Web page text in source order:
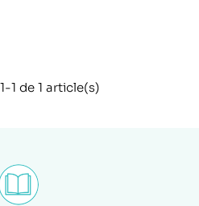
1 de 1 article(s)